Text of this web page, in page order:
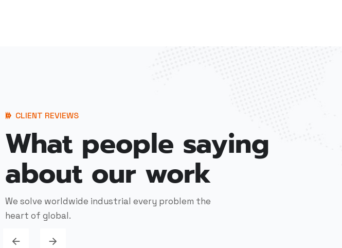
CLIENT REVIEWS
What people saying
about our work
We solve worldwide industrial every problem the
heart of global.